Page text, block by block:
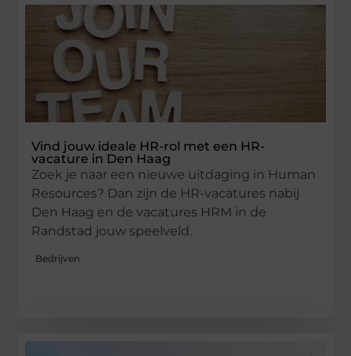
Vind jouw ideale HR-rol met een HR-
vacature in Den Haag
Zoek je naar een nieuwe uitdaging in Human
Resources? Dan zijn de HR-vacatures nabij
Den Haag en de vacatures HRM in de
Randstad jouw speelveld.
Bedrijven